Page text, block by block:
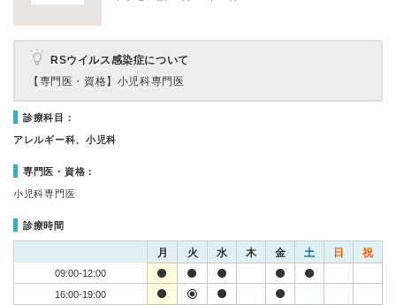
RSウイルス感染症について
【専門医・資格】 小児科専門医
診療科目：
アレルギー科、小児科
専門医・資格：
小児科専門医
診療時間
月 火 水 木 金 土 日 祝
09:00-12:00
16:00-19:00